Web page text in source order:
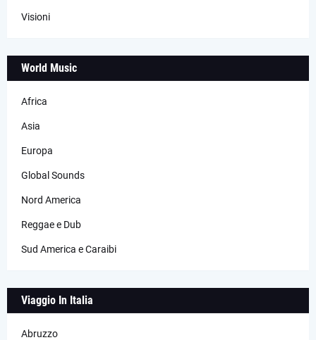
Visioni
World Music
Africa
Asia
Europa
Global Sounds
Nord America
Reggae e Dub
Sud America e Caraibi
Viaggio In Italia
Abruzzo